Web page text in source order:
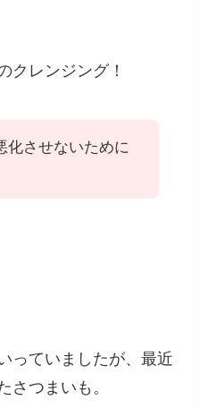
クレンジング！
化させないために
っていましたが、最近
さつまいも。